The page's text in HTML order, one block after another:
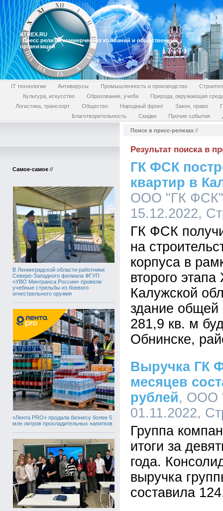
ATREX.RU
Пресс релизы коммерческих компаний и общественных
организаций
IT технологии Антивирусы Промышленность и производство
Культура, искусство
Образование, учеба
Природа, окружающая
Логистика, транспорт
Общество Народный фронт Закон, право
Благотворительность
Скидки Прочие события
Самое-самое //
В Ленинградской области работники
Северо-Западного филиала ФГУП
«УВО Минтранса России» провели
учебные стрельбы из боевого
огнестрельного оружия
«Лента PRO» продала бизнесу более 5
млн литров прохладительных напитков
Поиск в пресс-релизах //
Результат поиска в
ГК ФСК
квартир в
ООО "ГК
15.12.2022,
ГК ФСК
на
корпуса в
второго
Калужской
здание
281,9 кв. м
Обнинске,
Выручка ГК
месяцев
рублей, ООО
01.11.2022,
Группа
итоги за
года.
выручка
составила